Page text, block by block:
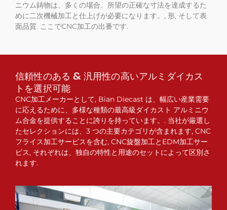
ニウム鋳物は、多くの場合、所望の正確な寸法を達成するた
めに二次機械加工と仕上げが必要になります。, 形, そして表
面品質. ここでCNC加工の出番です.
信頼性のある & 汎用性の高いアルミダイカス
トを選択可能
CNC加工メーカーとして, Bian Diecast は、幅広い産業需要
に応えるために、多様な種類の最高級ダイカスト アルミニウ
ム合金を提供することに誇りを持っています。. 当社が厳選し
たセレクションには、3 つの主要カテゴリが含まれます, CNC
フライス加工サービスを含む, CNC旋盤加工とEDM加工サー
ビス, それぞれは、独自の特性と用途のセットによって区別さ
れます.